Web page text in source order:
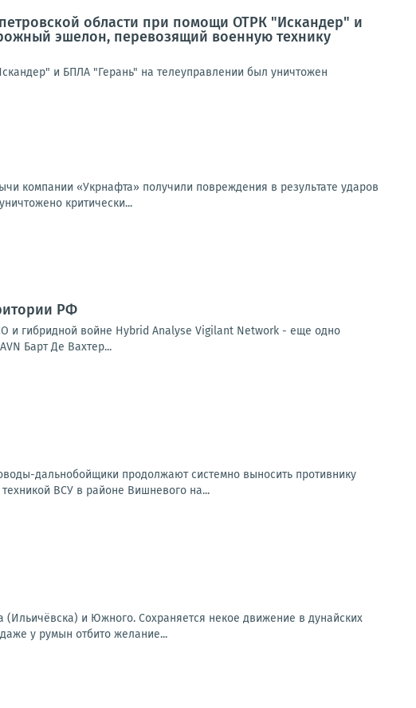
области при помощи ОТРК "Искандер" и
эшелон, перевозящий военную технику
и БПЛА "Герань" на телеуправлении был уничтожен
компании «Укрнафта» получили повреждения в результате ударов
критически...
РФ
и гибридной войне Hybrid Analyse Vigilant Network - еще одно
Барт Де Вахтер...
дальнобойщики продолжают системно выносить противнику
ВСУ в районе Вишневого на...
и Южного. Сохраняется некое движение в дунайских
у румын отбито желание...